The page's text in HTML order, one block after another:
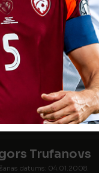
Smirnovs
datums: 12.04.2008.
Srebnijs
datums: 20.12.2008.
Tarasenko
datums: 15.04.2008.
Trufanovs
datums: 04.01.2008.